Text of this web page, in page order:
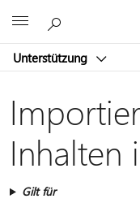
Unterstützung
Inhalten
Gilt für